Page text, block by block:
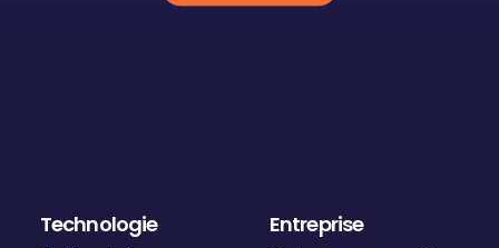
Technologie Entreprise